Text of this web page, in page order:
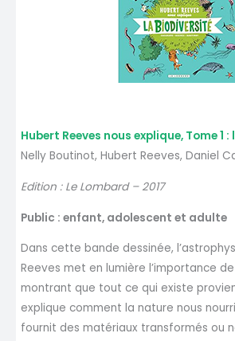
Hubert Reeves nous explique, Tome 1
Nelly Boutinot, Hubert Reeves, Daniel
Edition : Le Lombard – 2017
Public : enfant, adolescent et adulte
Dans cette bande dessinée,
Reeves met en lumière l’importance
montrant que tout ce qui existe
explique comment la nature nous
fournit des matériaux transformés ou